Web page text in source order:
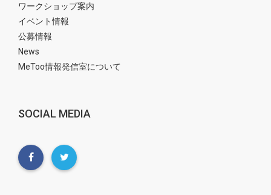
ワークショップ案内
イベント情報
公募情報
News
MeToo情報発信室について
SOCIAL MEDIA